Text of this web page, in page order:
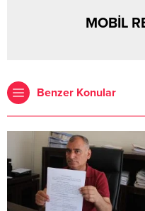
MOBİL
Benzer Konular